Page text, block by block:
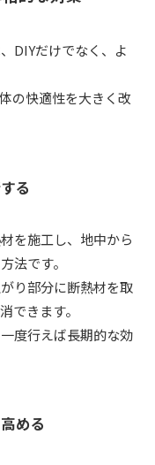
DIYだけでなく、よ
の快適性を大きく改
る
を施工し、地中から
法です。
り部分に断熱材を取
できます。
度行えば長期的な効
める